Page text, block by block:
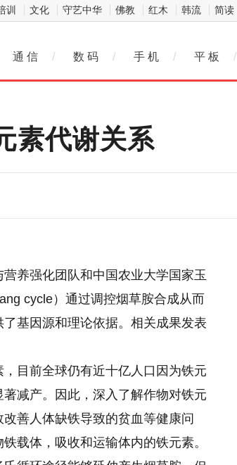
训 文化 守艺中华 佛教 红木 韩流 简读
通 信 / 数 码 / 手 机 / 平 板 /
素代谢关系
养强化团队和中国农业大学国家玉
cycle）通过调控烟草胺合成从而
基因源和理论依据。相关成果发表
目前全球仍有近十亿人口因为铁元
减产。因此，深入了解作物对铁元
善人体缺铁导致的贫血等健康问
载体，吸收和运输体内的铁元素。